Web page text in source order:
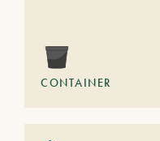
CONTAINER